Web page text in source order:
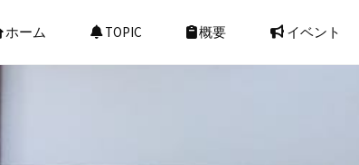
ホーム TOPIC 概要 イベント